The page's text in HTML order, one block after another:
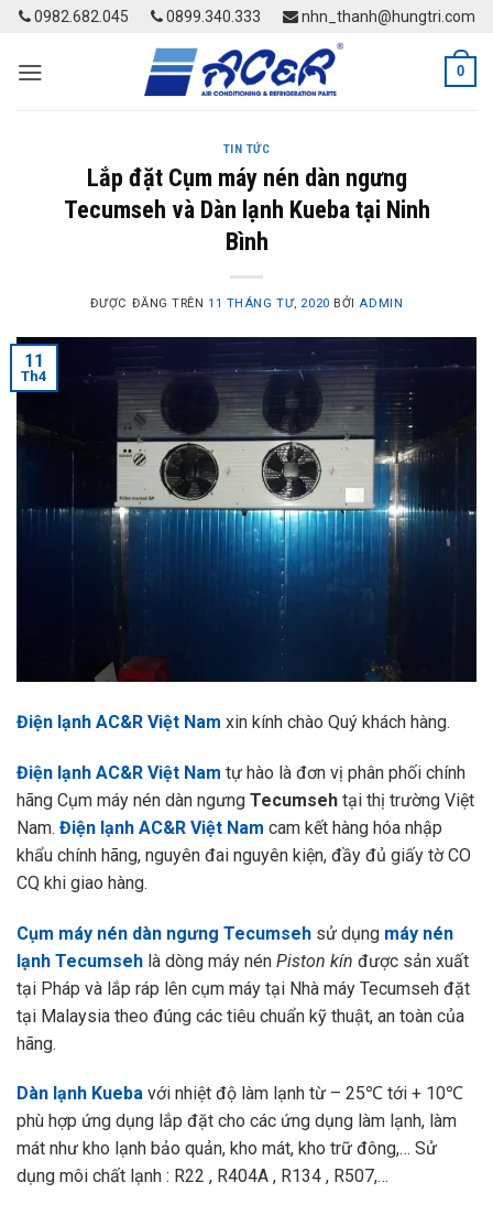
Skip
content
0982.682.045 0899.340.333 nhn_thanh@hungtri.com
0
TIN TỨC
Lắp đặt Cụm máy nén dàn ngưng
Tecumseh và Dàn lạnh Kueba tại Ninh
Bình
ĐƯỢC ĐĂNG TRÊN11 THÁNG TƯ, 2020 BỞI ADMIN
11
Th4
Điện lạnh AC&R Việt Nam xin kính chào Quý khách hàng.
Điện lạnh AC&R Việt Nam tự hào là đơn vị phân phối chính
hãng Cụm máy nén dàn ngưng Tecumseh tại thị trường Việt
Nam. Điện lạnh AC&R Việt Nam cam kết hàng hóa nhập
khẩu chính hãng, nguyên đai nguyên kiện, đầy đủ giấy tờ CO
CQ khi giao hàng.
Cụm máy nén dàn ngưng Tecumseh sử dụng máy nén
lạnh Tecumseh là dòng máy nén Piston kín được sản xuất
tại Pháp và lắp ráp lên cụm máy tại Nhà máy Tecumseh đặt
tại Malaysia theo đúng các tiêu chuẩn kỹ thuật, an toàn của
hãng.
Dàn lạnh Kueba với nhiệt độ làm lạnh từ – 25℃ tới + 10℃
phù hợp ứng dụng lắp đặt cho các ứng dụng làm lạnh, làm
mát như kho lạnh bảo quản, kho mát, kho trữ đông,… Sử
dụng môi chất lạnh : R22 , R404A , R134 , R507,…